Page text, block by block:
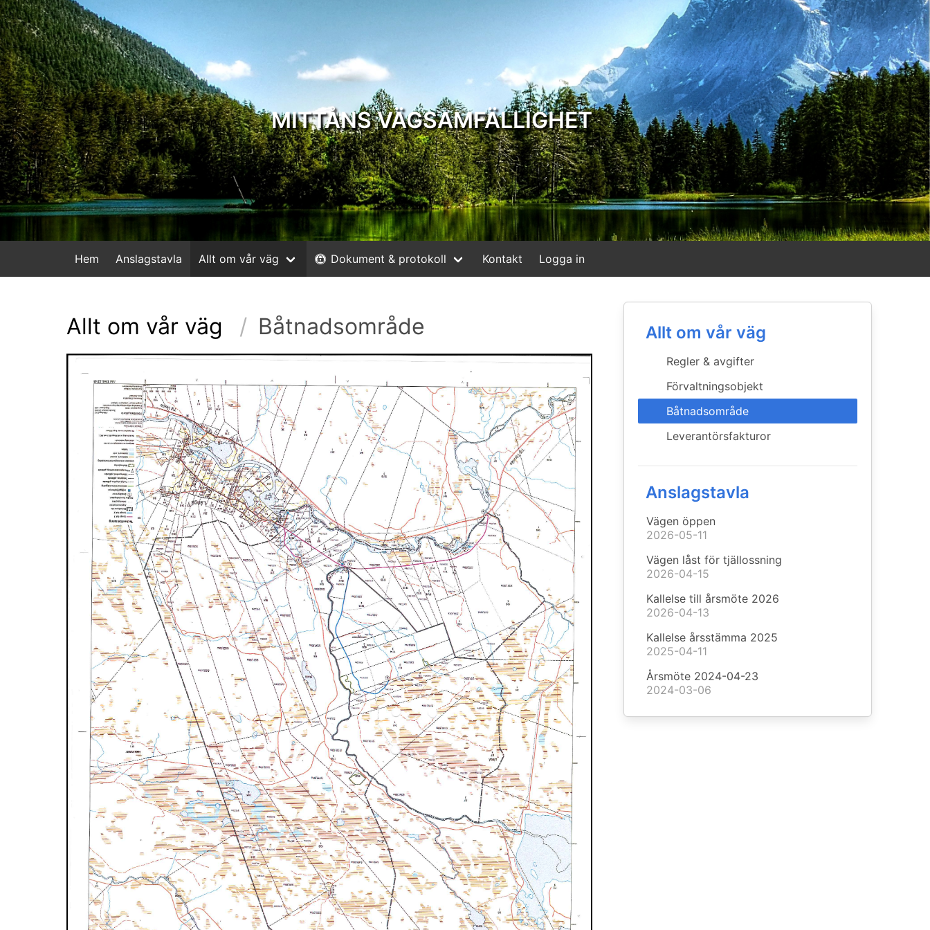
MITTÅNS VÄGSAMFÄLLIGHET
Hem Anslagstavla Allt om vår väg Dokument & protokoll Kontakt Logga in
Allt om vår väg Båtnadsområde Allt om vår väg
Regler & avgifter
Förvaltningsobjekt
Båtnadsområde
Leverantörsfakturor
Anslagstavla
Vägen öppen
2026-05-11
Vägen låst för tjällossning
2026-04-15
Kallelse till årsmöte 2026
2026-04-13
Kallelse årsstämma 2025
2025-04-11
Årsmöte 2024-04-23
2024-03-06